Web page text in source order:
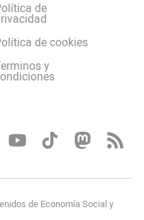
de
de cookies
y
de Economía Social y